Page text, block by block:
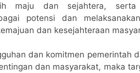
maju dan sejahtera,
potensi dan
dan kesejahteraan
dan komitmen pemerintah
dan masyarakat, maka